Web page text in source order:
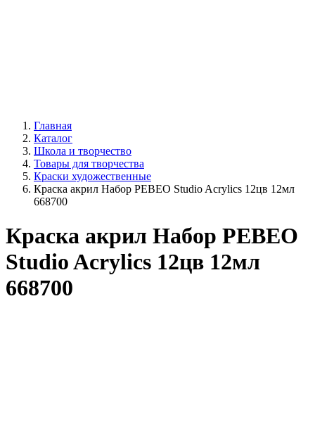
Главная
Каталог
Школа и творчество
Товары для творчества
Краски художественные
Краска акрил Набор РЕВЕО Studio Acrylics 12цв 12мл
668700
Краска акрил Набор РЕВЕО
Studio Acrylics 12цв 12мл
668700